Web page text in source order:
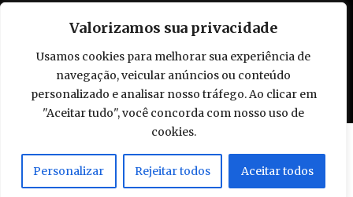
Valorizamos sua privacidade
Usamos cookies para melhorar sua experiência de
navegação, veicular anúncios ou conteúdo
personalizado e analisar nosso tráfego. Ao clicar em
"Aceitar tudo", você concorda com nosso uso de
cookies.
Personalizar Rejeitar todos Aceitar todos
© 2009 - 2026 Piloto Policial. Todos os direitos reservados. Brasil.